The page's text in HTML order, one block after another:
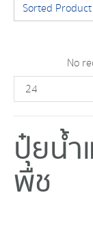
Sorted
No
ปุ๋ยน้ำ
พืช